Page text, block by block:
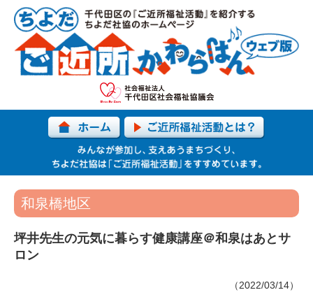
和泉橋地区
坪井先生の元気に暮らす健康講座＠和泉はあとサ
ロン
（2022/03/14）